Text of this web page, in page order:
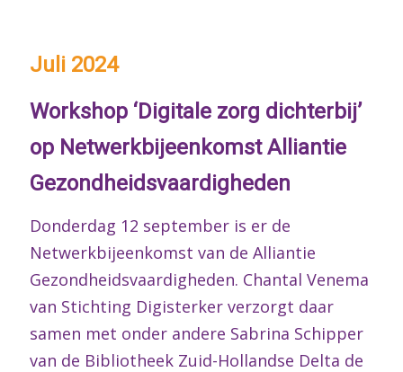
Juli 2024
Workshop ‘Digitale zorg dichterbij’
op Netwerkbijeenkomst Alliantie
Gezondheidsvaardigheden
Donderdag 12 september is er de
Netwerkbijeenkomst van de Alliantie
Gezondheidsvaardigheden. Chantal Venema
van Stichting Digisterker verzorgt daar
samen met onder andere Sabrina Schipper
van de Bibliotheek Zuid-Hollandse Delta de